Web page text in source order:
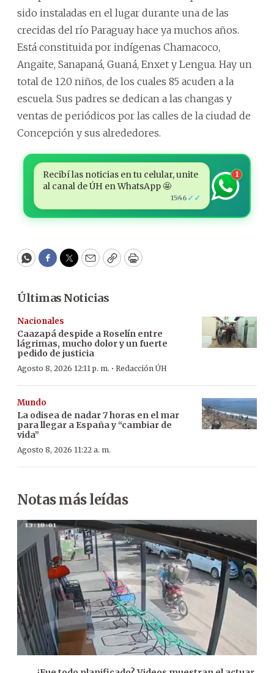
sido instaladas en el lugar durante una de las
crecidas del río Paraguay hace ya muchos años.
Está constituida por indígenas Chamacoco,
Angaite, Sanapaná, Guaná, Enxet y Lengua. Hay un
total de 120 niños, de los cuales 85 acuden a la
escuela. Sus padres se dedican a las changas y
ventas de periódicos por las calles de la ciudad de
Concepción y sus alrededores.
Recibí las noticias en tu celular, unite
al canal de ÚH en WhatsApp 🤩
15:46 ✓✓
1
WhatsApp
Facebook
Twitter
EmailCopyPrint
Últimas Noticias
Nacionales
Caazapá despide a Roselín entre
lágrimas, mucho dolor y un fuerte
pedido de justicia
Agosto 8, 2026 12:11 p. m. · Redacción ÚH
Mundo
La odisea de nadar 7 horas en el mar
para llegar a España y “cambiar de
vida”
Agosto 8, 2026 11:22 a. m.
Notas más leídas